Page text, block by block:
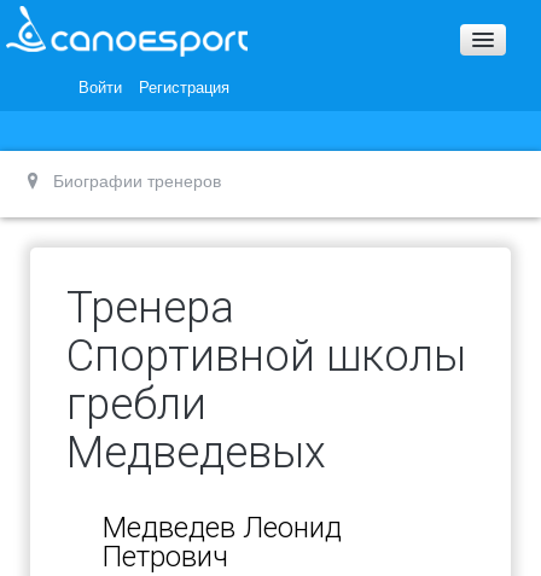
Войти Регистрация
Награды и Благодарности
Биографии тренеров
Тренера
Спортивной школы
гребли
Медведевых
Медведев Леонид
Петрович